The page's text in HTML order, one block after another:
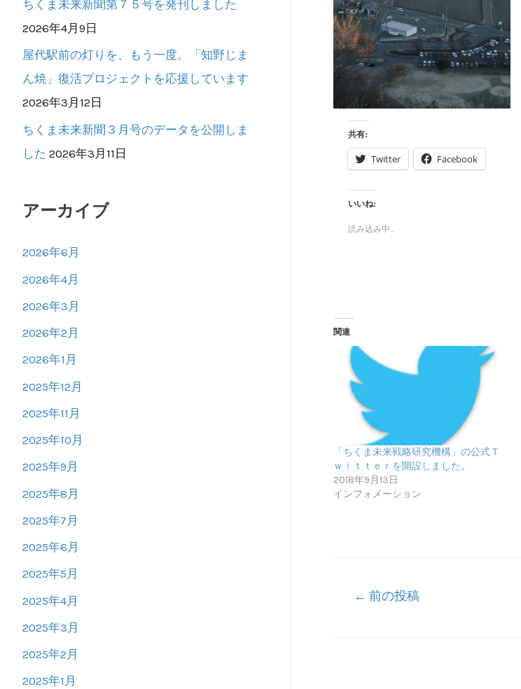
ちくま未来新聞第７５号を発刊しました
2026年4月9日
屋代駅前の灯りを、もう一度。「知野じま
ん焼」復活プロジェクトを応援しています
2026年3月12日
ちくま未来新聞３月号のデータを公開しま
した 2026年3月11日
アーカイブ
2026年6月
2026年4月
2026年3月
2026年2月
2026年1月
2025年12月
2025年11月
2025年10月
2025年9月
2025年8月
2025年7月
2025年6月
2025年5月
2025年4月
2025年3月
2025年2月
2025年1月
共有:
Twitter Facebook
いいね:
読み込み中…
関連
「ちくま未来戦略研究機構」の公式Ｔ
ｗｉｔｔｅｒを開設しました。
2018年9月13日
インフォメーション
← 前の投稿